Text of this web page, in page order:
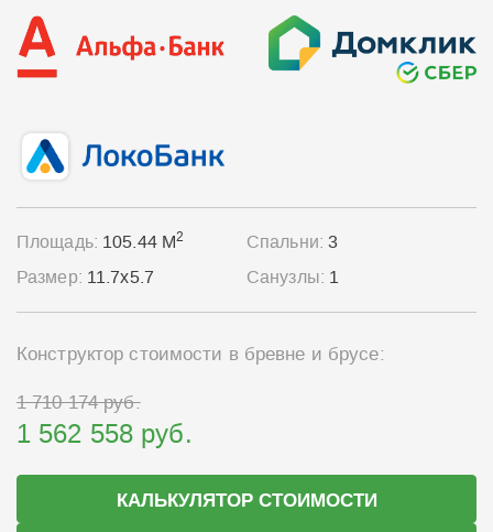
Площадь: 105.44 М2
Размер: 11.7x5.7
Спальни:3
Санузлы: 1
Конструктор стоимости в бревне и брусе:
1 710 174 руб.
1 562 558 руб.
КАЛЬКУЛЯТОР СТОИМОСТИ